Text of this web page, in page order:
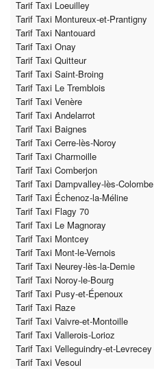
Tarif Taxi Loeuilley
Tarif Taxi Montureux-et-Prantigny
Tarif Taxi Nantouard
Tarif Taxi Onay
Tarif Taxi Quitteur
Tarif Taxi Saint-Broing
Tarif Taxi Le Tremblois
Tarif Taxi Venère
Tarif Taxi Andelarrot
Tarif Taxi Baignes
Tarif Taxi Cerre-lès-Noroy
Tarif Taxi Charmoille
Tarif Taxi Comberjon
Tarif Taxi Dampvalley-lès-Colombe
Tarif Taxi Échenoz-la-Méline
Tarif Taxi Flagy 70
Tarif Taxi Le Magnoray
Tarif Taxi Montcey
Tarif Taxi Mont-le-Vernois
Tarif Taxi Neurey-lès-la-Demie
Tarif Taxi Noroy-le-Bourg
Tarif Taxi Pusy-et-Épenoux
Tarif Taxi Raze
Tarif Taxi Vaivre-et-Montoille
Tarif Taxi Vallerois-Lorioz
Tarif Taxi Velleguindry-et-Levrecey
Tarif Taxi Vesoul